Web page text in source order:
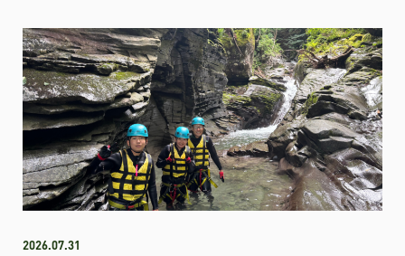
2026.07.31